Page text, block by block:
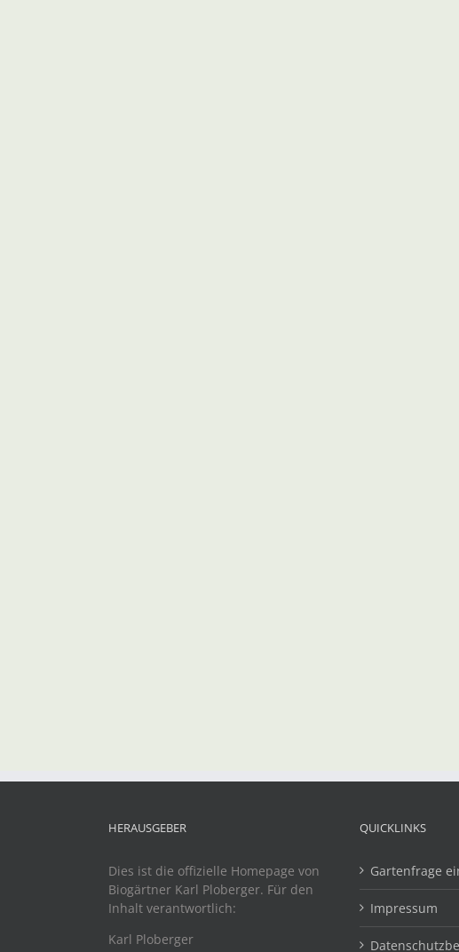
HERAUSGEBER
Dies ist die offizielle Homepage von
Biogärtner Karl Ploberger. Für den
Inhalt verantwortlich:
Karl Ploberger
QUICKLINKS
Gartenfrage
Impressum